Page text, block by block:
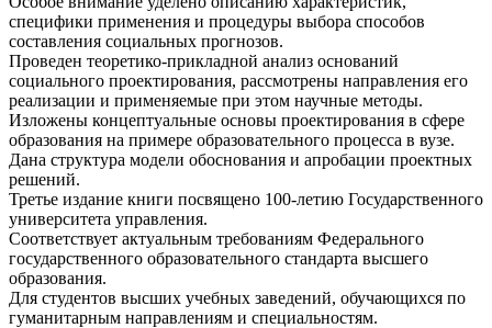
специфики применения и процедуры выбора способов
составления социальных прогнозов.
Проведен теоретико-прикладной анализ оснований
социального проектирования, рассмотрены направления его
реализации и применяемые при этом научные методы.
Изложены концептуальные основы проектирования в сфере
образования на примере образовательного процесса в вузе.
Дана структура модели обоснования и апробации проектных
решений.
Третье издание книги посвящено 100-летию Государственного
университета управления.
Соответствует актуальным требованиям Федерального
государственного образовательного стандарта высшего
образования.
Для студентов высших учебных заведений, обучающихся по
гуманитарным направлениям и специальностям.